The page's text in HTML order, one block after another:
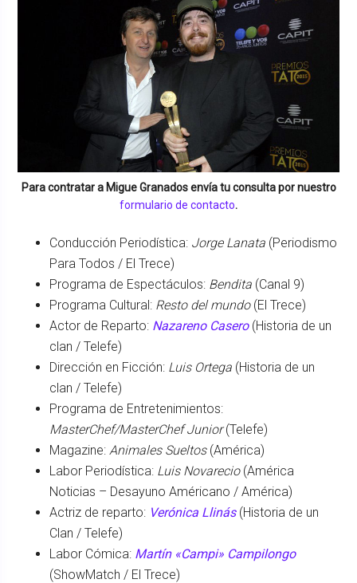
Para contratar a Migue Granadosenvía tu consulta por nuestro
formulario de contacto.
Conducción Periodística: Jorge Lanata (Periodismo
Para Todos / El Trece)
Programa de Espectáculos: Bendita (Canal 9)
Programa Cultural: Resto del mundo(El Trece)
Actor de Reparto: Nazareno Casero(Historia de un
clan / Telefe)
Dirección en Ficción: Luis Ortega (Historia de un
clan / Telefe)
Programa de Entretenimientos:
MasterChef/MasterChef Junior(Telefe)
Magazine: Animales Sueltos(América)
Labor Periodística: Luis Novarecio(América
Noticias – Desayuno Américano / América)
Actriz de reparto: Verónica Llinás(Historia de un
Clan / Telefe)
Labor Cómica: Martín «Campi» Campilongo
(ShowMatch / El Trece)